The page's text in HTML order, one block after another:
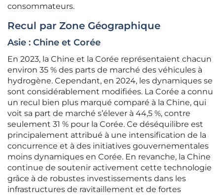
consommateurs.
Recul par Zone Géographique
Asie : Chine et Corée
En 2023, la Chine et la Corée représentaient chacun
environ 35 % des parts de marché des véhicules à
hydrogène. Cependant, en 2024, les dynamiques se
sont considérablement modifiées. La Corée a connu
un recul bien plus marqué comparé à la Chine, qui
voit sa part de marché s’élever à 44,5 %, contre
seulement 31 % pour la Corée. Ce déséquilibre est
principalement attribué à une intensification de la
concurrence et à des initiatives gouvernementales
moins dynamiques en Corée. En revanche, la Chine
continue de soutenir activement cette technologie
grâce à de robustes investissements dans les
infrastructures de ravitaillement et de fortes